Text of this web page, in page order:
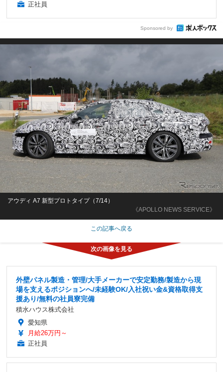
正社員
Sponsored by
《APOLLO NEWS SERVICE》
アウディ A7 新型プロトタイプ（7/14）
この記事へ戻る
外壁パネル製造・管理/大手メーカーで安定勤務/製造から現
場を支えるポジションへ/未経験OK/入社祝い金&資格取得支
援あり/無料の社員寮完備
積水ハウス株式会社
愛知県
月給26万円～
正社員